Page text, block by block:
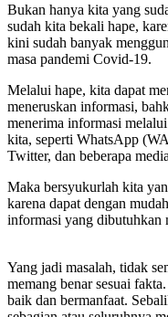
Bukan hanya kita yang
sudah kita bekali hape,
kini sudah banyak
masa pandemi Covid-19.
Melalui hape, kita dapat
meneruskan informasi,
menerima informasi
kita, seperti WhatsApp
Twitter, dan beberapa
Maka bersyukurlah kita
karena dapat dengan
informasi yang dibutuhkan
Yang jadi masalah, tidak
memang benar sesuai
baik dan bermanfaat.